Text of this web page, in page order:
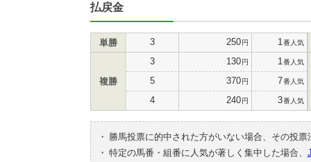
払戻金
単勝 3 250円 1 番人気
複勝
3 130円 1 番人気
5 370円 7番人気
4 240円 3番人気
・
勝馬投票に的中された方がいない場合、その投
・ 特定の馬番・組番に人気が著しく集中した場合、